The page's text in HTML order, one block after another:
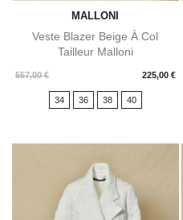
MALLONI
Veste Blazer Beige À Col
Tailleur Malloni
557,00 € 225,00 €
Prix
34 36 38 40